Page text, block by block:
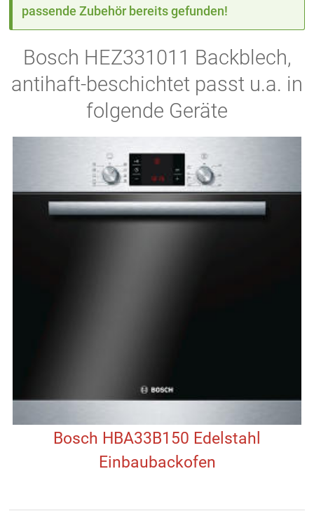
passende Zubehör bereits gefunden!
Bosch HEZ331011 Backblech,
antihaft-beschichtet passt u.a. in
folgende Geräte
Bosch HBA33B150 Edelstahl
Einbaubackofen